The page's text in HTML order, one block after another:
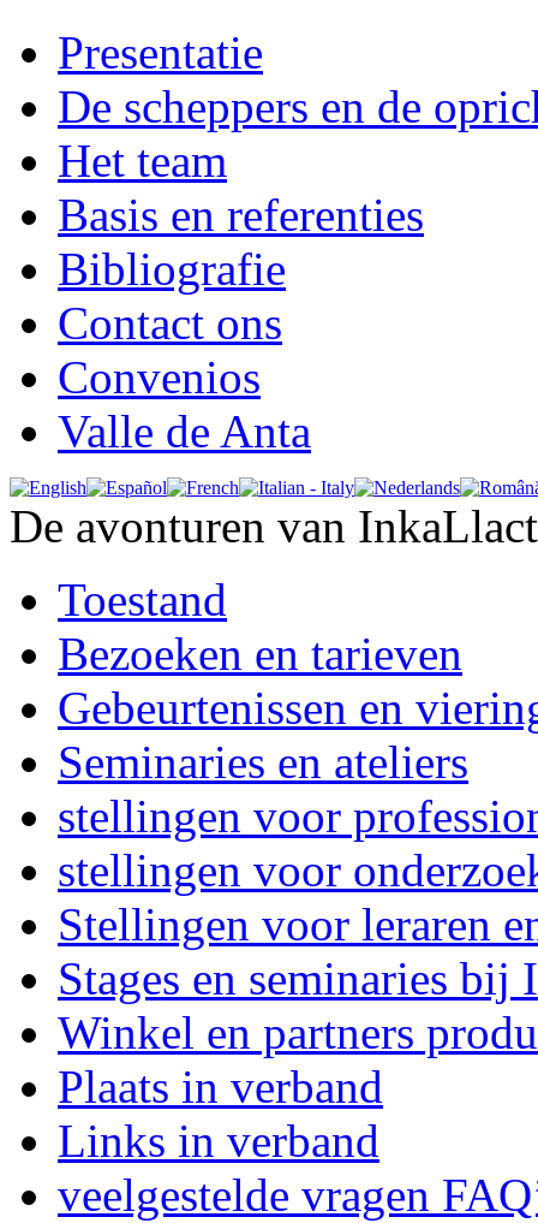
Presentatie
De scheppers en de
Het team
Basis en referenties
Bibliografie
Contact ons
Convenios
Valle de Anta
De avonturen van
Toestand
Bezoeken en tarieven
Gebeurtenissen en
Seminaries en ateliers
stellingen voor
stellingen voor
Stellingen voor leraren
Stages en seminaries
Winkel en partners
Plaats in verband
Links in verband
veelgestelde vragen